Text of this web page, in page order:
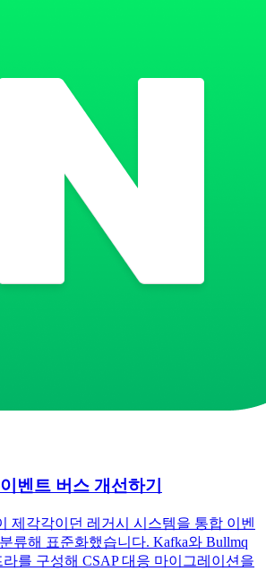
벤트 버스 개선하기
제각각이던 레거시 시스템을 통합 이벤
류해 표준화했습니다. Kafka와 Bullmq
라를 구성해 CSAP 대응 마이그레이션을